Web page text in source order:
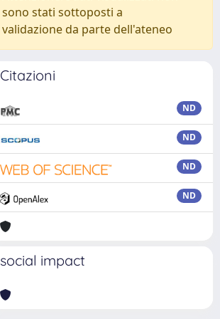
sono stati sottoposti a
validazione da parte dell'ateneo
Citazioni
ND
ND
ND
ND
social impact